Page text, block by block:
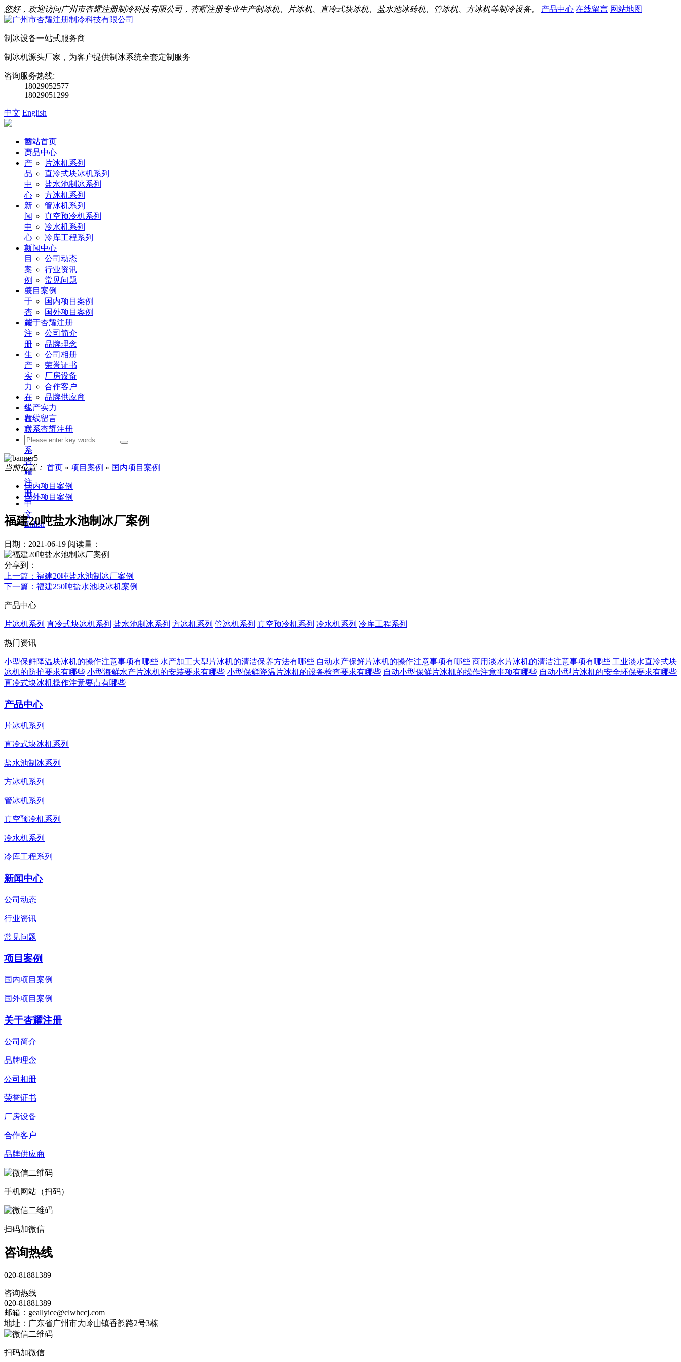
您好，欢迎访问广州市杏耀注册制冷科技有限公司，杏耀注册专业生产制冰机、片冰机、直冷式块冰机、盐水池冰砖机、管冰机、方冰机等制冷设备。 产品中心 在线留言 网站地图
制冰设备一站式服务商
制冰机源头厂家，为客户提供制冰系统全套定制服务
咨询服务热线:
18029052577
18029051299
中文 English
首
页
产
品
中
心
新
闻
中
心
项
目
案
例
关
于
杏
耀
注
册
生
产
实
力
在
线
留
言
联
系
杏
耀
注
册
中
文
Enlish
网站首页
产品中心
片冰机系列
直冷式块冰机系列
盐水池制冰系列
方冰机系列
管冰机系列
真空预冷机系列
冷水机系列
冷库工程系列
新闻中心
公司动态
行业资讯
常见问题
项目案例
国内项目案例
国外项目案例
关于杏耀注册
公司简介
品牌理念
公司相册
荣誉证书
厂房设备
合作客户
品牌供应商
生产实力
在线留言
联系杏耀注册
当前位置： 首页 » 项目案例 » 国内项目案例
国内项目案例
国外项目案例
福建20吨盐水池制冰厂案例
日期：2021-06-19 阅读量：
分享到：
上一篇 ：福建20吨盐水池制冰厂案例
下一篇 ：福建250吨盐水池块冰机案例
产品中心
片冰机系列 直冷式块冰机系列 盐水池制冰系列 方冰机系列 管冰机系列 真空预冷机系列 冷水机系列 冷库工程系列
热门资讯
小型保鲜降温块冰机的操作注意事项有哪些 水产加工大型片冰机的清洁保养方法有哪些 自动水产保鲜片冰机的操作注意事项有哪些 商用淡水片冰机的清洁注意事项有哪些 工业淡水直冷式块
冰机的防护要求有哪些 小型海鲜水产片冰机的安装要求有哪些 小型保鲜降温片冰机的设备检查要求有哪些 自动小型保鲜片冰机的操作注意事项有哪些 自动小型片冰机的安全环保要求有哪些
直冷式块冰机操作注意要点有哪些
产品中心
片冰机系列
直冷式块冰机系列
盐水池制冰系列
方冰机系列
管冰机系列
真空预冷机系列
冷水机系列
冷库工程系列
新闻中心
公司动态
行业资讯
常见问题
项目案例
国内项目案例
国外项目案例
关于杏耀注册
公司简介
品牌理念
公司相册
荣誉证书
厂房设备
合作客户
品牌供应商
手机网站（扫码）
扫码加微信
咨询热线
020-81881389
咨询热线
020-81881389
邮箱：geallyice@clwhccj.com
地址：广东省广州市大岭山镇香韵路2号3栋
扫码加微信